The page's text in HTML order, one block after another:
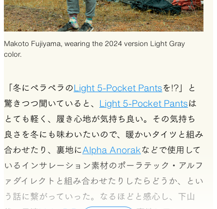
Makoto Fujiyama, wearing the 2024 version Light Gray
color.
「冬にペラペラのLight 5-Pocket Pants を!?」と
驚きつつ聞いていると、 Light 5-Pocket Pantsは
とても軽く、履き心地が気持ち良い。その気持ち
良さを冬にも味わいたいので、暖かいタイツと組み
合わせたり、裏地にAlpha Anorak などで使用して
いるインサレーション素材のポーラテック・アルフ
ァダイレクトと組み合わせたりしたらどうか、とい
う話に繋がっていった。なるほどと感心し、下山